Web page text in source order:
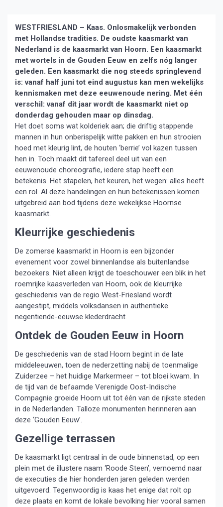
WESTFRIESLAND – Kaas. Onlosmakelijk verbonden
met Hollandse tradities. De oudste kaasmarkt van
Nederland is de kaasmarkt van Hoorn. Een kaasmarkt
met wortels in de Gouden Eeuw en zelfs nóg langer
geleden. Een kaasmarkt die nog steeds springlevend
is: vanaf half juni tot eind augustus kan men wekelijks
kennismaken met deze eeuwenoude nering. Met één
verschil: vanaf dit jaar wordt de kaasmarkt niet op
donderdag gehouden maar op dinsdag.
Het doet soms wat kolderiek aan; die driftig stappende
mannen in hun onberispelijk witte pakken en hun strooien
hoed met kleurig lint, de houten ‘berrie’ vol kazen tussen
hen in. Toch maakt dit tafereel deel uit van een
eeuwenoude choreografie, iedere stap heeft een
betekenis. Het stapelen, het keuren, het wegen: alles heeft
een rol. Al deze handelingen en hun betekenissen komen
uitgebreid aan bod tijdens deze wekelijkse Hoornse
kaasmarkt.
Kleurrijke geschiedenis
De zomerse kaasmarkt in Hoorn is een bijzonder
evenement voor zowel binnenlandse als buitenlandse
bezoekers. Niet alleen krijgt de toeschouwer een blik in het
roemrijke kaasverleden van Hoorn, ook de kleurrijke
geschiedenis van de regio West-Friesland wordt
aangestipt, middels volksdansen in authentieke
negentiende-eeuwse klederdracht.
Ontdek de Gouden Eeuw in Hoorn
De geschiedenis van de stad Hoorn begint in de late
middeleeuwen, toen de nederzetting nabij de toenmalige
Zuiderzee – het huidige Markermeer – tot bloei kwam. In
de tijd van de befaamde Verenigde Oost-Indische
Compagnie groeide Hoorn uit tot één van de rijkste steden
in de Nederlanden. Talloze monumenten herinneren aan
deze ‘Gouden Eeuw’.
Gezellige terrassen
De kaasmarkt ligt centraal in de oude binnenstad, op een
plein met de illustere naam ‘Roode Steen’, vernoemd naar
de executies die hier honderden jaren geleden werden
uitgevoerd. Tegenwoordig is kaas het enige dat rolt op
deze plaats en komt de lokale bevolking hier vooral samen